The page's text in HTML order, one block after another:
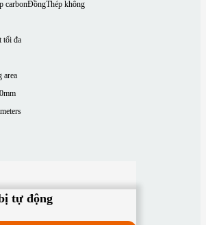
carbonĐồngThép không
tối đa
area
tự động